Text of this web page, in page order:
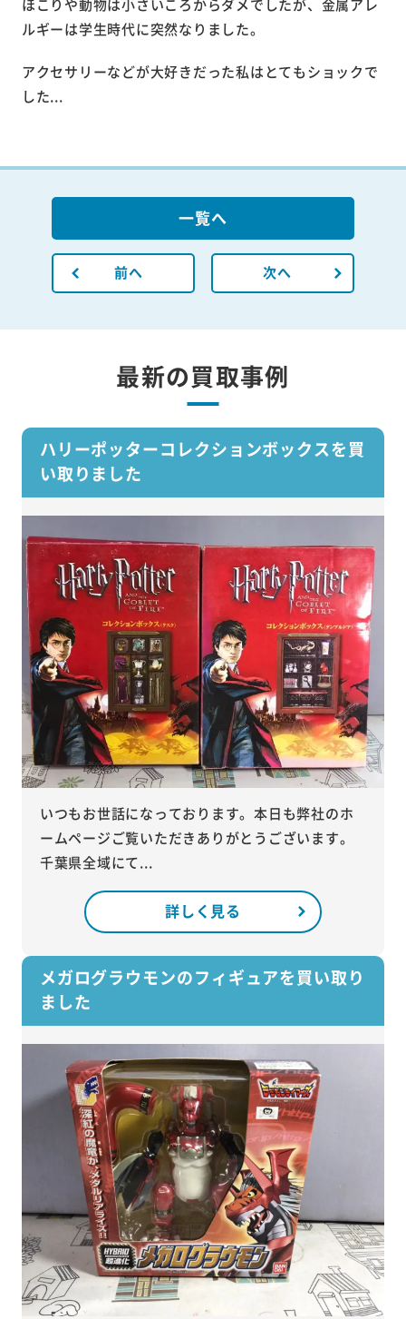
ルギーは学生時代に突然なりました。
アクセサリーなどが大好きだった私はとてもショックで
した...
前へ
一覧へ
次へ
最新の買取事例
ハリーポッターコレクションボックスを買
い取りました
いつもお世話になっております。本日も弊社のホ
ームページご覧いただきありがとうございます。
千葉県全域にて...
詳しく見る
メガログラウモンのフィギュアを買い取り
ました